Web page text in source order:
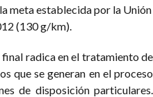
meta establecida por la Unión
(130 g/km).
final radica en el tratamiento de
que se generan en el proceso
de disposición particulares.